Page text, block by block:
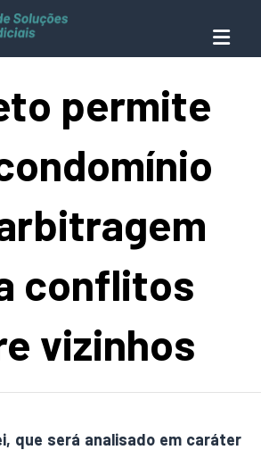
permite
conflitos
vizinhos
que será analisado em caráter